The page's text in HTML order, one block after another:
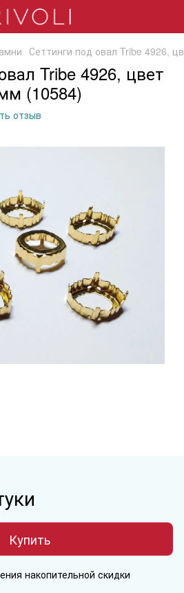
Сеттинги под овал Tribe 4926,
Tribe 4926, цвет
(10584)
отзыв
Купить
накопительной скидки